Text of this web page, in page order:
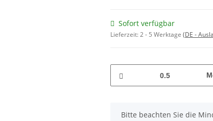
Sofort verfügbar
Lieferzeit:2 - 5 Werktage (DE -
x
Bitte beachten Sie die